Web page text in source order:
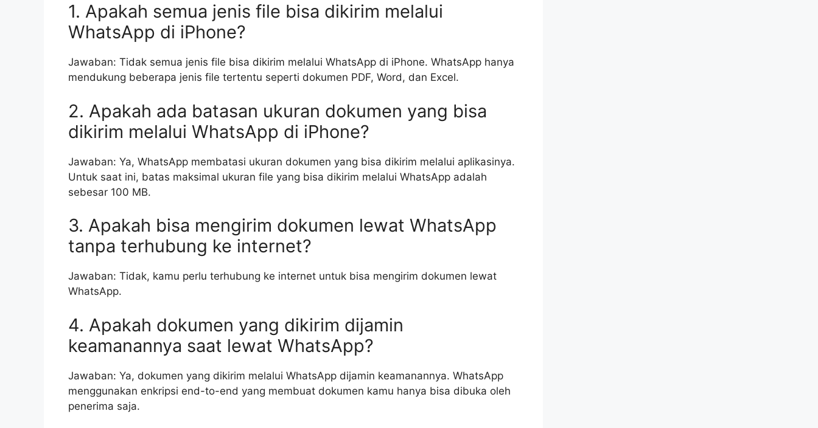
1. Apakah semua jenis file bisa dikirim melalui
WhatsApp di iPhone?
Jawaban: Tidak semua jenis file bisa dikirim melalui WhatsApp di iPhone. WhatsApp hanya
mendukung beberapa jenis file tertentu seperti dokumen PDF, Word, dan Excel.
2. Apakah ada batasan ukuran dokumen yang bisa
dikirim melalui WhatsApp di iPhone?
Jawaban: Ya, WhatsApp membatasi ukuran dokumen yang bisa dikirim melalui aplikasinya.
Untuk saat ini, batas maksimal ukuran file yang bisa dikirim melalui WhatsApp adalah
sebesar 100 MB.
3. Apakah bisa mengirim dokumen lewat WhatsApp
tanpa terhubung ke internet?
Jawaban: Tidak, kamu perlu terhubung ke internet untuk bisa mengirim dokumen lewat
WhatsApp.
4. Apakah dokumen yang dikirim dijamin
keamanannya saat lewat WhatsApp?
Jawaban: Ya, dokumen yang dikirim melalui WhatsApp dijamin keamanannya. WhatsApp
menggunakan enkripsi end-to-end yang membuat dokumen kamu hanya bisa dibuka oleh
penerima saja.